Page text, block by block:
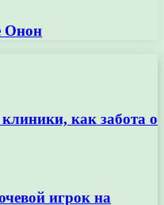
Онон
как забота о
игрок на